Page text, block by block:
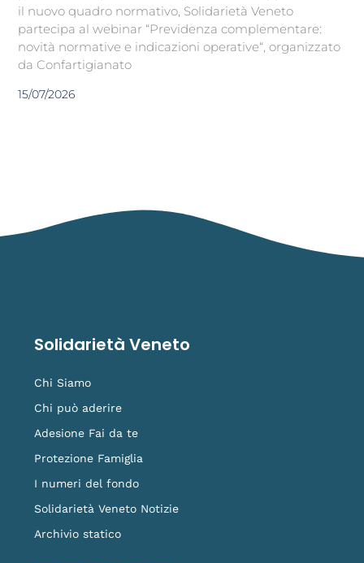
il nuovo quadro normativo, Solidarietà Veneto
partecipa al webinar “Previdenza complementare:
novità normative e indicazioni operative“, organizzato
da Confartigianato
15/07/2026
Solidarietà Veneto
Chi Siamo
Chi può aderire
Adesione Fai da te
Protezione Famiglia
I numeri del fondo
Solidarietà Veneto Notizie
Archivio statico